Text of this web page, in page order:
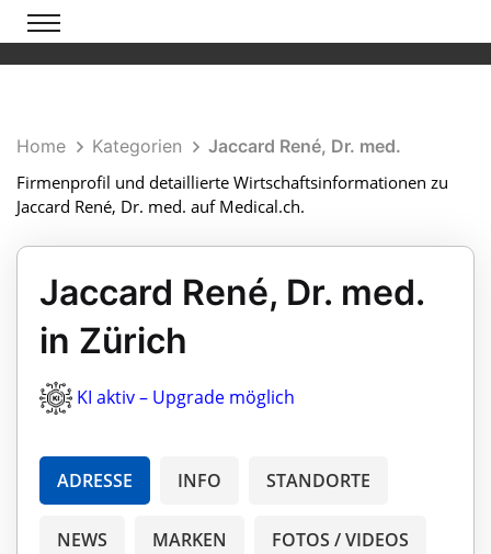
Home Kategorien
Jaccard René, Dr. med.
Firmenprofil und detaillierte Wirtschaftsinformationen zu
Jaccard René, Dr. med. auf Medical.ch.
Jaccard René, Dr. med.
in Zürich
KI aktiv – Upgrade möglich
ADRESSE INFO STANDORTE
NEWS MARKEN FOTOS / VIDEOS